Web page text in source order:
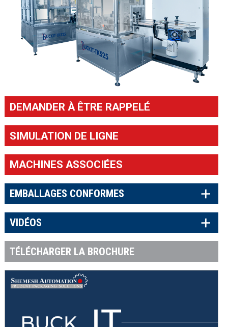
DEMANDER À ÊTRE RAPPELÉ
SIMULATION DE LIGNE
MACHINES ASSOCIÉES
EMBALLAGES CONFORMES ×
VIDÉOS ×
TÉLÉCHARGER LA BROCHURE